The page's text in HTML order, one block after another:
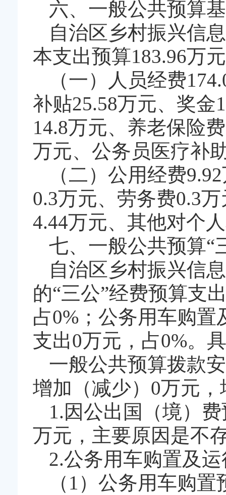
六、一般公共预算
自治区乡村振兴信
本支出预算183.96万
（一）人员经费
补贴25.58万元、奖金
14.8万元、养老保险
万元、公务员医疗补
（二）公用经费
0.3万元、劳务费0.3
4.44万元、其他对个
七、一般公共预算“
自治区乡村振兴信
的“三公”经费预算支
占0%；公务用车购
支出0万元，占0%。
一般公共预算拨款
增加（减少）0万元
1.因公出国（境）
万元，主要原因是不
2.公务用车购置及
（1）公务用车购